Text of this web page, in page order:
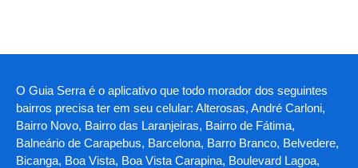
O Guia Serra é o aplicativo que todo morador dos seguintes
bairros precisa ter em seu celular: Alterosas, André Carloni,
Bairro Novo, Bairro das Laranjeiras, Bairro de Fátima,
Balneário de Carapebus, Barcelona, Barro Branco, Belvedere,
Bicanga, Boa Vista, Boa Vista Carapina, Boulevard Lagoa,